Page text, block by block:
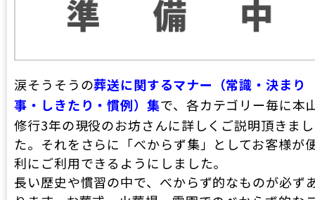
涙そうそうの葬送に関するマナー（常識・決まり
事・しきたり・慣例）集で、各カテゴリー毎に本
修行3年の現役のお坊さんに詳しくご説明頂きまし
た。それをさらに「べからず集」としてお客様が
利にご利用できるようにしました。
長い歴史や慣習の中で、べからず的なものが必ず